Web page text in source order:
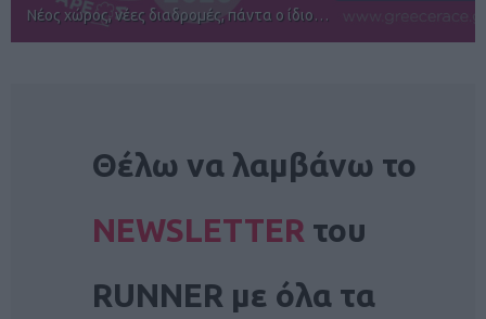
Αγώνες για όλους στην Ρόδο
Θέλω να λαμβάνω το
NEWSLETTER του
RUNNER με όλα τα